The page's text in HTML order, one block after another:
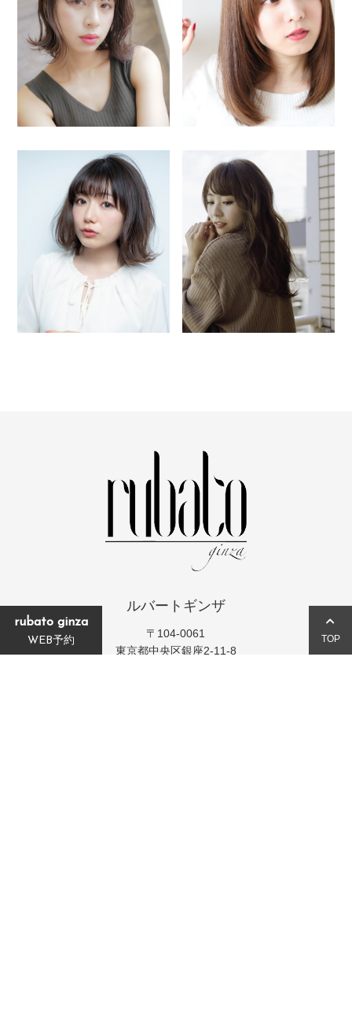
TOP
rubato ginza
WEB予約
ルバートギンザ
〒104-0061
東京都中央区銀座2-11-8